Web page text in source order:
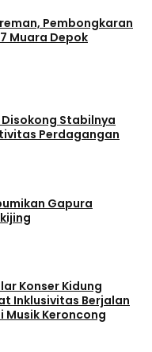
Pembongkaran
Muara Depok
Stabilnya
Perdagangan
Gapura
Konser Kidung
Inklusivitas Berjalan
Musik Keroncong